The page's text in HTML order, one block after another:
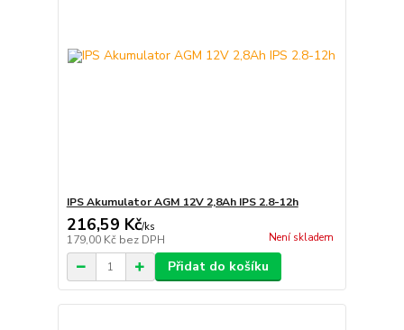
IPS Akumulator AGM 12V 2,8Ah IPS 2.8-12h
216,59 Kč/ks
179,00 Kč bez DPH Není skladem
Přidat do košíku